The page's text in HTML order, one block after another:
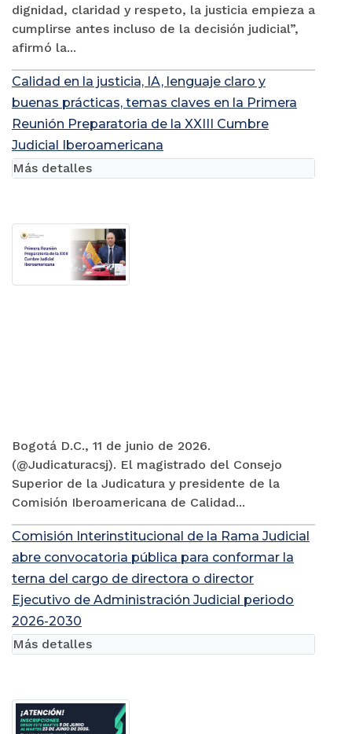
dignidad, claridad y respeto, la justicia empieza a
cumplirse antes incluso de la decisión judicial”,
afirmó la...
Calidad en la justicia, IA, lenguaje claro y
buenas prácticas, temas claves en la Primera
Reunión Preparatoria de la XXIII Cumbre
Judicial Iberoamericana
Bogotá D.C., 11 de junio de 2026.
(@Judicaturacsj). El magistrado del Consejo
Superior de la Judicatura y presidente de la
Comisión Iberoamericana de Calidad...
Más detalles
Comisión Interinstitucional de la Rama Judicial
abre convocatoria pública para conformar la
terna del cargo de directora o director
Ejecutivo de Administración Judicial periodo
2026-2030
Más detalles